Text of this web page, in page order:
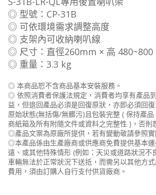
◎ 型號：CP-31B
◎ 可依環境需求調整高度
◎ 支架內可收納喇叭線
◎ 尺寸：直徑260mm × 高 480~800
◎ 重量：3.3 kg
◎ 本商品恕不含商品基本安裝服務。
◎ 依照消費者保護法規定，消費者均享有產品
益，但退回產品必須是回復原狀，亦即必須回
原始狀態(無括傷/無髒污)且包裝完整 ( 保持產
商紙箱及所有附隨文件或資料之完整性 )，否則
◎產品文案為原廠所提供，若有變動敬請參照實
◎本產品係由生產廠商或供應商免費提供基本
遠、或其他特殊情形 (例如：天災或道路狀況不
車輛無法於正常狀況下送抵，而需另以其他方
費用，須由訂購人自行支付供貨廠商。